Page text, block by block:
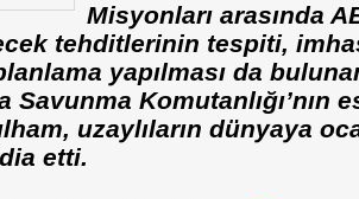
Misyonları arasında
tehditlerinin tespiti,
yapılması da
Savunma Komutanlığı’nın
uzaylıların dünyaya
etti.